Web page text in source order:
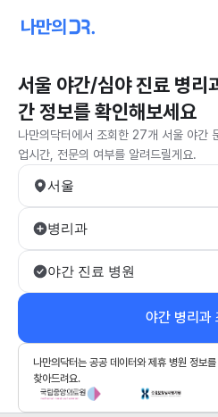
서울 야간/심야 진료 병리
간 정보를 확인해보세요
나만의닥터에서 조회한 27개 서울 야간
업시간, 전문의 여부를 알려드릴게요.
서울
병리과
야간 진료 병원
야간 병리과
나만의닥터는 공공 데이터와 제휴 병원 정보
찾아드려요.